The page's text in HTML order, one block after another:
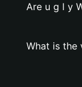
Are u g l y
What is the